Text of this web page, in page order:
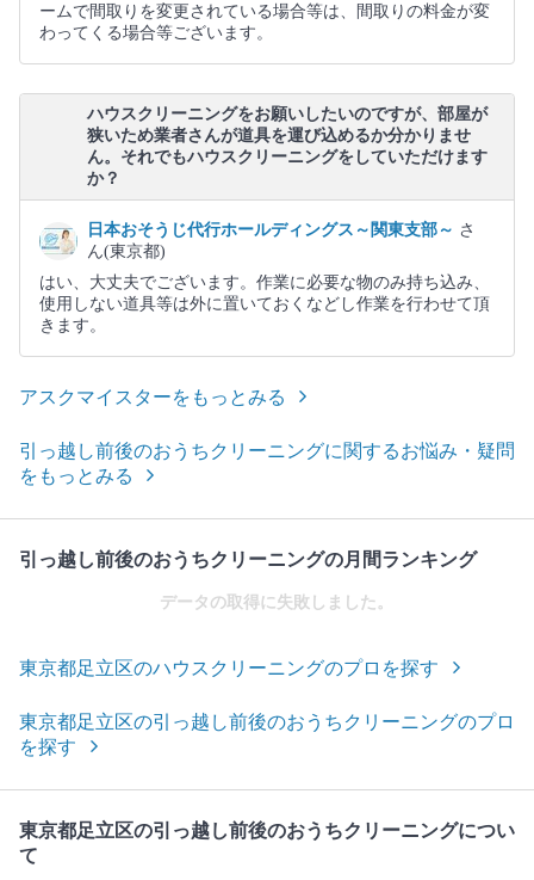
ームで間取りを変更されている場合等は、間取りの料金が変
わってくる場合等ございます。
ハウスクリーニングをお願いしたいのですが、部屋が
狭いため業者さんが道具を運び込めるか分かりませ
ん。それでもハウスクリーニングをしていただけます
か？
日本おそうじ代行ホールディングス～関東支部～ さ
ん(東京都)
はい、大丈夫でございます。作業に必要な物のみ持ち込み、
使用しない道具等は外に置いておくなどし作業を行わせて頂
きます。
アスクマイスターをもっとみる
引っ越し前後のおうちクリーニングに関するお悩み・疑問
をもっとみる
引っ越し前後のおうちクリーニングの月間ランキング
データの取得に失敗しました。
東京都足立区のハウスクリーニングのプロを探す
東京都足立区の引っ越し前後のおうちクリーニングのプロ
を探す
東京都足立区の引っ越し前後のおうちクリーニングについ
て